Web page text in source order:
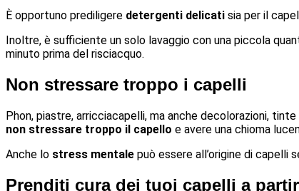
È opportuno prediligere detergenti delicati sia per il
Inoltre, è sufficiente un solo lavaggio con una piccola
minuto prima del risciacquo.
Non stressare troppo i capelli
Phon, piastre, arricciacapelli, ma anche decolorazioni,
non stressare troppo il capello e avere una chioma
Anche lo stress mentale può essere all’origine di
Prenditi cura dei tuoi capelli a